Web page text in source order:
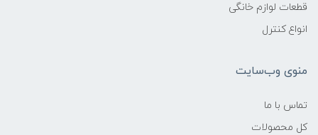
قطعات لوازم خانگی
انواع کنترل
منوی وب‌سایت
تماس با ما
کل محصولات